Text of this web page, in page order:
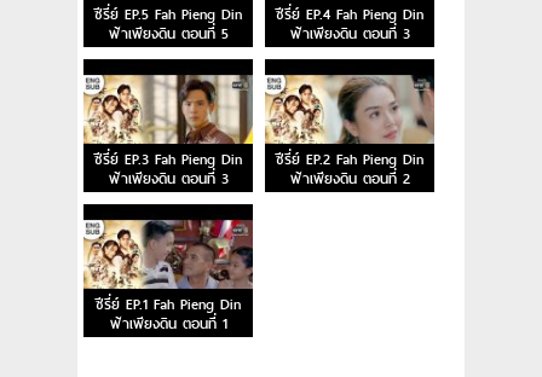
ซีรี่ย์ EP.5 Fah Pieng Din
ฟ้าเพียงดิน ตอนที่ 5
ซีรี่ย์ EP.4 Fah Pieng Din
ฟ้าเพียงดิน ตอนที่ 3
ซีรี่ย์ EP.3 Fah Pieng Din
ฟ้าเพียงดิน ตอนที่ 3
ซีรี่ย์ EP.2 Fah Pieng Din
ฟ้าเพียงดิน ตอนที่ 2
ซีรี่ย์ EP.1 Fah Pieng Din
ฟ้าเพียงดิน ตอนที่ 1